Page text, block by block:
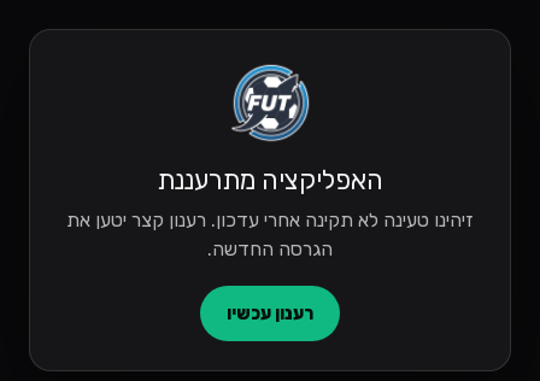
האפליקציה מתרעננת
זיהינו טעינה לא תקינה אחרי עדכון. רענון קצר יטען את
הגרסה החדשה.
רענון עכשיו